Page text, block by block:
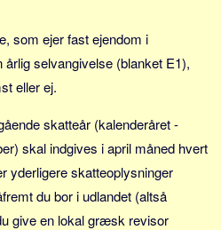
som ejer fast ejendom i
selvangivelse (blanket E1),
eller ej.
skatteår (kalenderåret -
skal indgives i april måned hvert
skatteoplysninger
du bor i udlandet (altså
give en lokal græsk revisor